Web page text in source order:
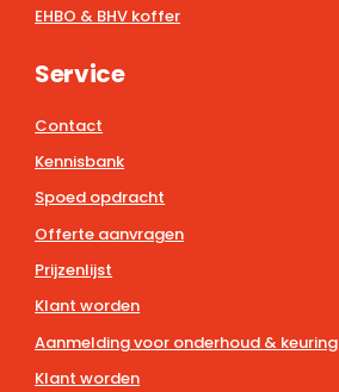
EHBO & BHV koffer
Service
Contact
Kennisbank
Spoed opdracht
Offerte aanvragen
Prijzenlijst
Klant worden
Aanmelding voor onderhoud & keuring
Klant worden